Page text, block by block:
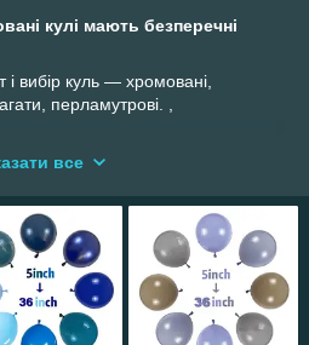
кулі мають безперечні
вибір куль — хромовані,
перламутрові. ,
принт,
важливо!
еластичні, м'які на дотик!
14 днів! Вони не лежатимуть
землі, вони будуть у повітрі!
все